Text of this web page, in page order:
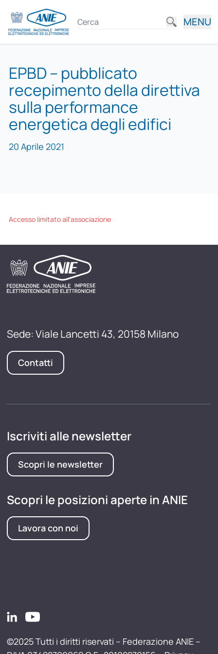
MENU
EPBD – pubblicato
recepimento della direttiva
sulla performance
energetica degli edifici
20 Aprile 2021
Accesso limitato all'associazione
Sede: Viale Lancetti 43, 20158 Milano
Contatti
Iscriviti alle newsletter
Scopri le newsletter
Scopri le posizioni aperte in ANIE
Lavora con noi
©2025 Tutti i diritti riservati – Federazione ANIE –